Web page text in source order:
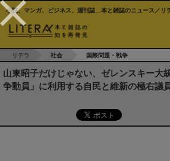
小説、マンガ、ビジネス、週刊誌…本と雑誌のニュース／リ
リテラ 社会 国際問題・戦争
山東昭子だけじゃない、ゼレンスキー大
争動員」に利用する自民と維新の極右議